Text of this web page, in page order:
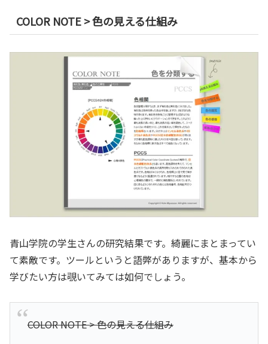
COLOR NOTE > 色の見える仕組み
青山学院の学生さんの研究結果です。綺麗にまとまってい
て素敵です。ツールというと語弊がありますが、基本から
学びたい方は覗いてみては如何でしょう。
COLOR NOTE > 色の見える仕組み